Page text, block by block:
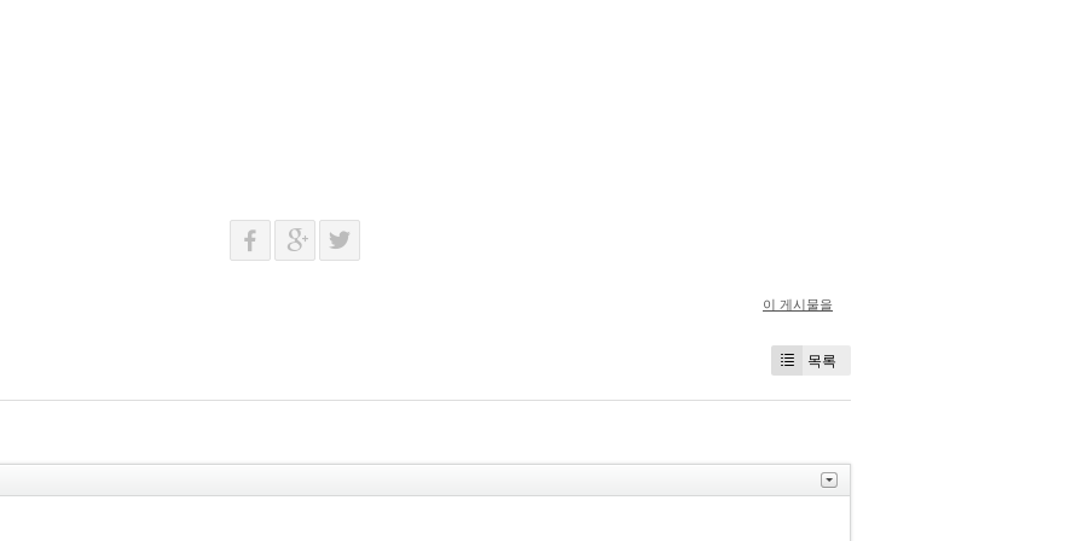
이 게시물을
목록